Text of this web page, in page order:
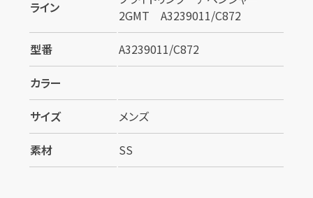
ライン
2GMT A3239011/C872
型番
A3239011/C872
カラー
サイズ
メンズ
素材
SS